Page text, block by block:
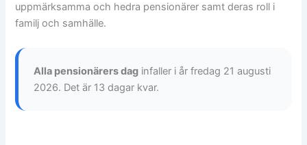
uppmärksamma och hedra pensionärer samt deras roll i
familj och samhälle.
Alla pensionärers dag infaller i år fredag 21 augusti
2026. Det är 13 dagar kvar.